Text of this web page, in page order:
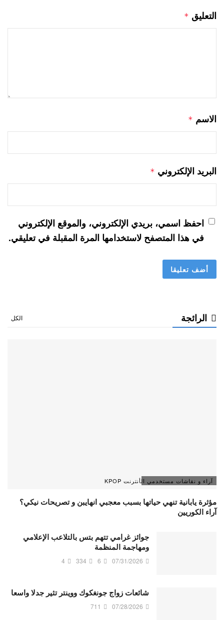
التعليق *
الاسم *
البريد الإلكتروني *
احفظ اسمي، بريدي الإلكتروني، والموقع الإلكتروني
في هذا المتصفح لاستخدامها المرة المقبلة في تعليقي.
الرائجة الكل
آراء و نقاشات مستخدمي الأنترنت KPOP
مؤثرة يابانية تنهي حياتها بسبب معجبي انهايبن و تصريحات نيكي؟
آراء الكوريين
جوائز غرامي تتهم بتس بالتلاعب الإعلامي
ومهاجمة المنظمة
07/31/2026
6
334
4
شائعات زواج جونغكوك ووينتر تثير جدلا واسعا
07/28/2026
711